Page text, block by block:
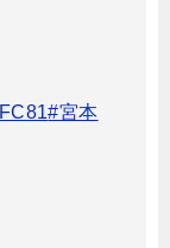
#宮本